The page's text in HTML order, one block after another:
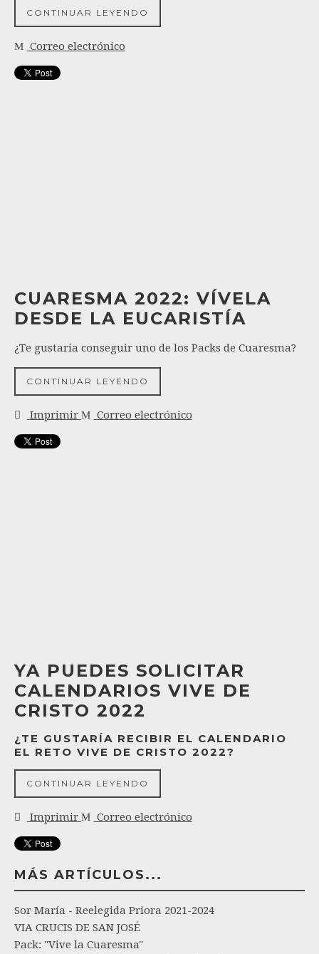
CONTINUAR LEYENDO
Correo electrónico
CUARESMA 2022: VÍVELA
DESDE LA EUCARISTÍA
¿Te gustaría conseguir uno de los Packs de Cuaresma?
CONTINUAR LEYENDO
Imprimir Correo electrónico
YA PUEDES SOLICITAR
CALENDARIOS VIVE DE
CRISTO 2022
¿TE GUSTARÍA RECIBIR EL CALENDARIO
EL RETO VIVE DE CRISTO 2022?
CONTINUAR LEYENDO
Imprimir Correo electrónico
MÁS ARTÍCULOS...
Sor María - Reelegida Priora 2021-2024
VIA CRUCIS DE SAN JOSÉ
Pack: "Vive la Cuaresma"